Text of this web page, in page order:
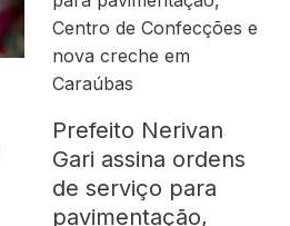
Prefeito Nerivan
Gari assina ordens
de serviço para
pavimentação,